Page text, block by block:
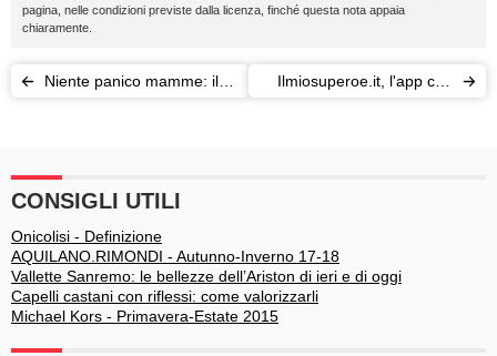
pagina, nelle condizioni previste dalla licenza, finché questa nota appaia
chiaramente.
Niente panico mamme: il
Ilmiosuperoe.it, l'app che
CONSIGLI UTILI
Onicolisi - Definizione
AQUILANO.RIMONDI - Autunno-Inverno 17-18
Vallette Sanremo: le bellezze dell’Ariston di ieri e di oggi
Capelli castani con riflessi: come valorizzarli
Michael Kors - Primavera-Estate 2015